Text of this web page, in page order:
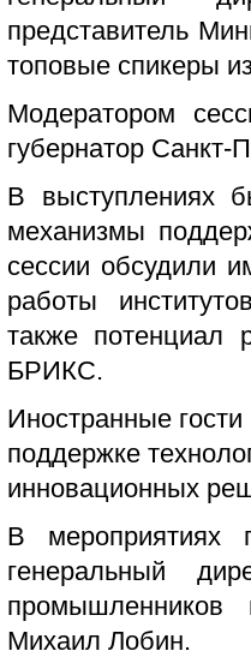
представитель
топовые спикеры
Модератором
губернатор Санкт-
В выступлениях
механизмы
сессии обсудили
работы
также потенциал
БРИКС.
Иностранные
поддержке
инновационных
В мероприятиях
генеральный
промышленников
Михаил Лобин.